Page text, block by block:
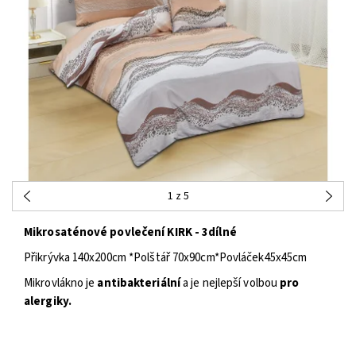
1 z 5
Mikrosaténové povlečení KIRK - 3dílné
Přikrývka 140x200cm *Polštář 70x90cm*Povláček45x45cm
Mikrovlákno je antibakteriálnía je nejlepší volbou pro
alergiky.